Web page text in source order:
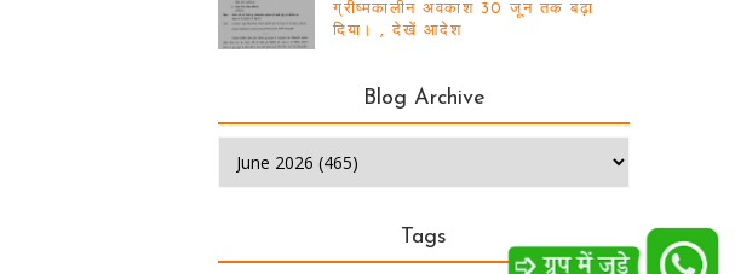
ग्रीष्मकालीन अवकाश 30 जून तक बढ़ा
दिया। , देखें आदेश
Blog Archive
Tags